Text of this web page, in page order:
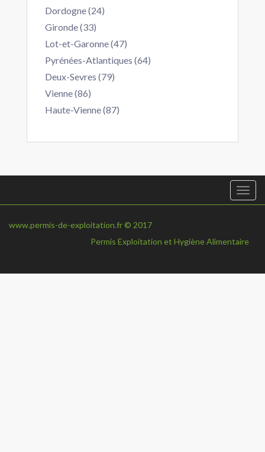
Dordogne (24)
Gironde (33)
Lot-et-Garonne (47)
Pyrénées-Atlantiques (64)
Deux-Sevres (79)
Vienne (86)
Haute-Vienne (87)
www.permis-de-exploitation.fr © 2017
Permis Exploitation et Hygiène Alimentaire